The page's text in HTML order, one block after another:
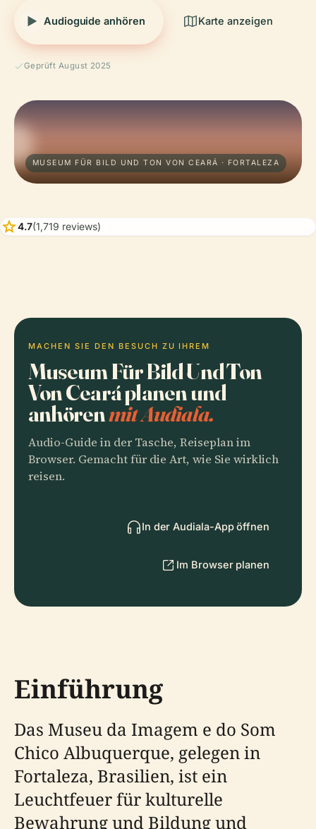
Audioguide anhören Karte anzeigen
Geprüft August 2025
MUSEUM FÜR BILD UND TON VON CEARÁ · FORTALEZA
star4.7(1,719 reviews)
MACHEN SIE DEN BESUCH ZU IHREM
Museum Für Bild Und Ton
Von Ceará planen und
anhörenmit Audiala.
Audio-Guide in der Tasche, Reiseplan im
Browser. Gemacht für die Art, wie Sie wirklich
reisen.
In der Audiala-App öffnen
Im Browser planen
Einführung
Das Museu da Imagem e do Som
Chico Albuquerque, gelegen in
Fortaleza, Brasilien, ist ein
Leuchtfeuer für kulturelle
Bewahrung und Bildung und